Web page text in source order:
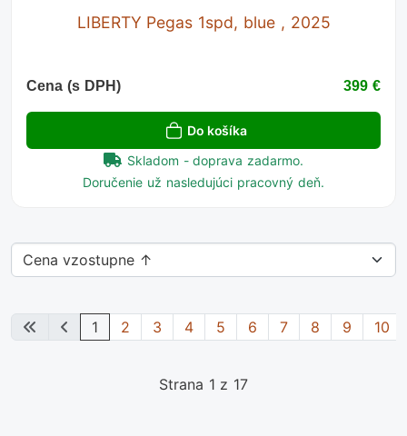
LIBERTY Pegas 1spd, blue , 2025
Cena (s DPH) 399 €
Do košíka
Skladom - doprava zadarmo.
Doručenie už nasledujúci pracovný deň.
1 2 3 4 5 6 7 8 9 10
Strana 1 z 17